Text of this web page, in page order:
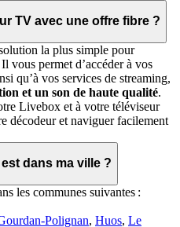
TV avec une offre fibre ?
la plus simple pour
vous permet d’accéder à vos
qu’à vos services de streaming,
et un son de haute qualité.
Livebox et à votre téléviseur
décodeur et naviguer facilement
dans ma ville ?
les communes suivantes :
Polignan, Huos, Le